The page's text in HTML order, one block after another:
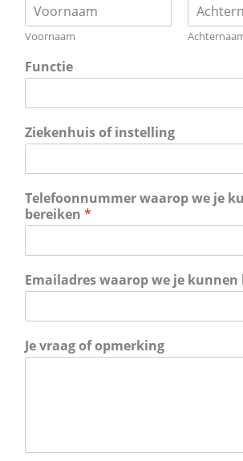
Voornaam
Functie
Ziekenhuis of instelling
Telefoonnummer waarop we je
bereiken *
Emailadres waarop we je kunnen
Je vraag of opmerking